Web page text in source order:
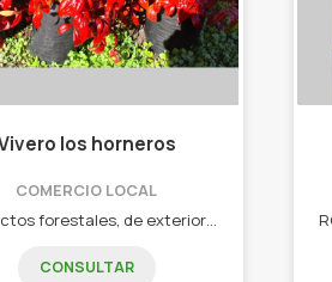
los horneros
COMERCIO LOCAL
Productos forestales, de exterior e interior. •Cercos vivos •Plantas de interior •Plantas de exterior •Plántulas •Macetas
CONSULTAR